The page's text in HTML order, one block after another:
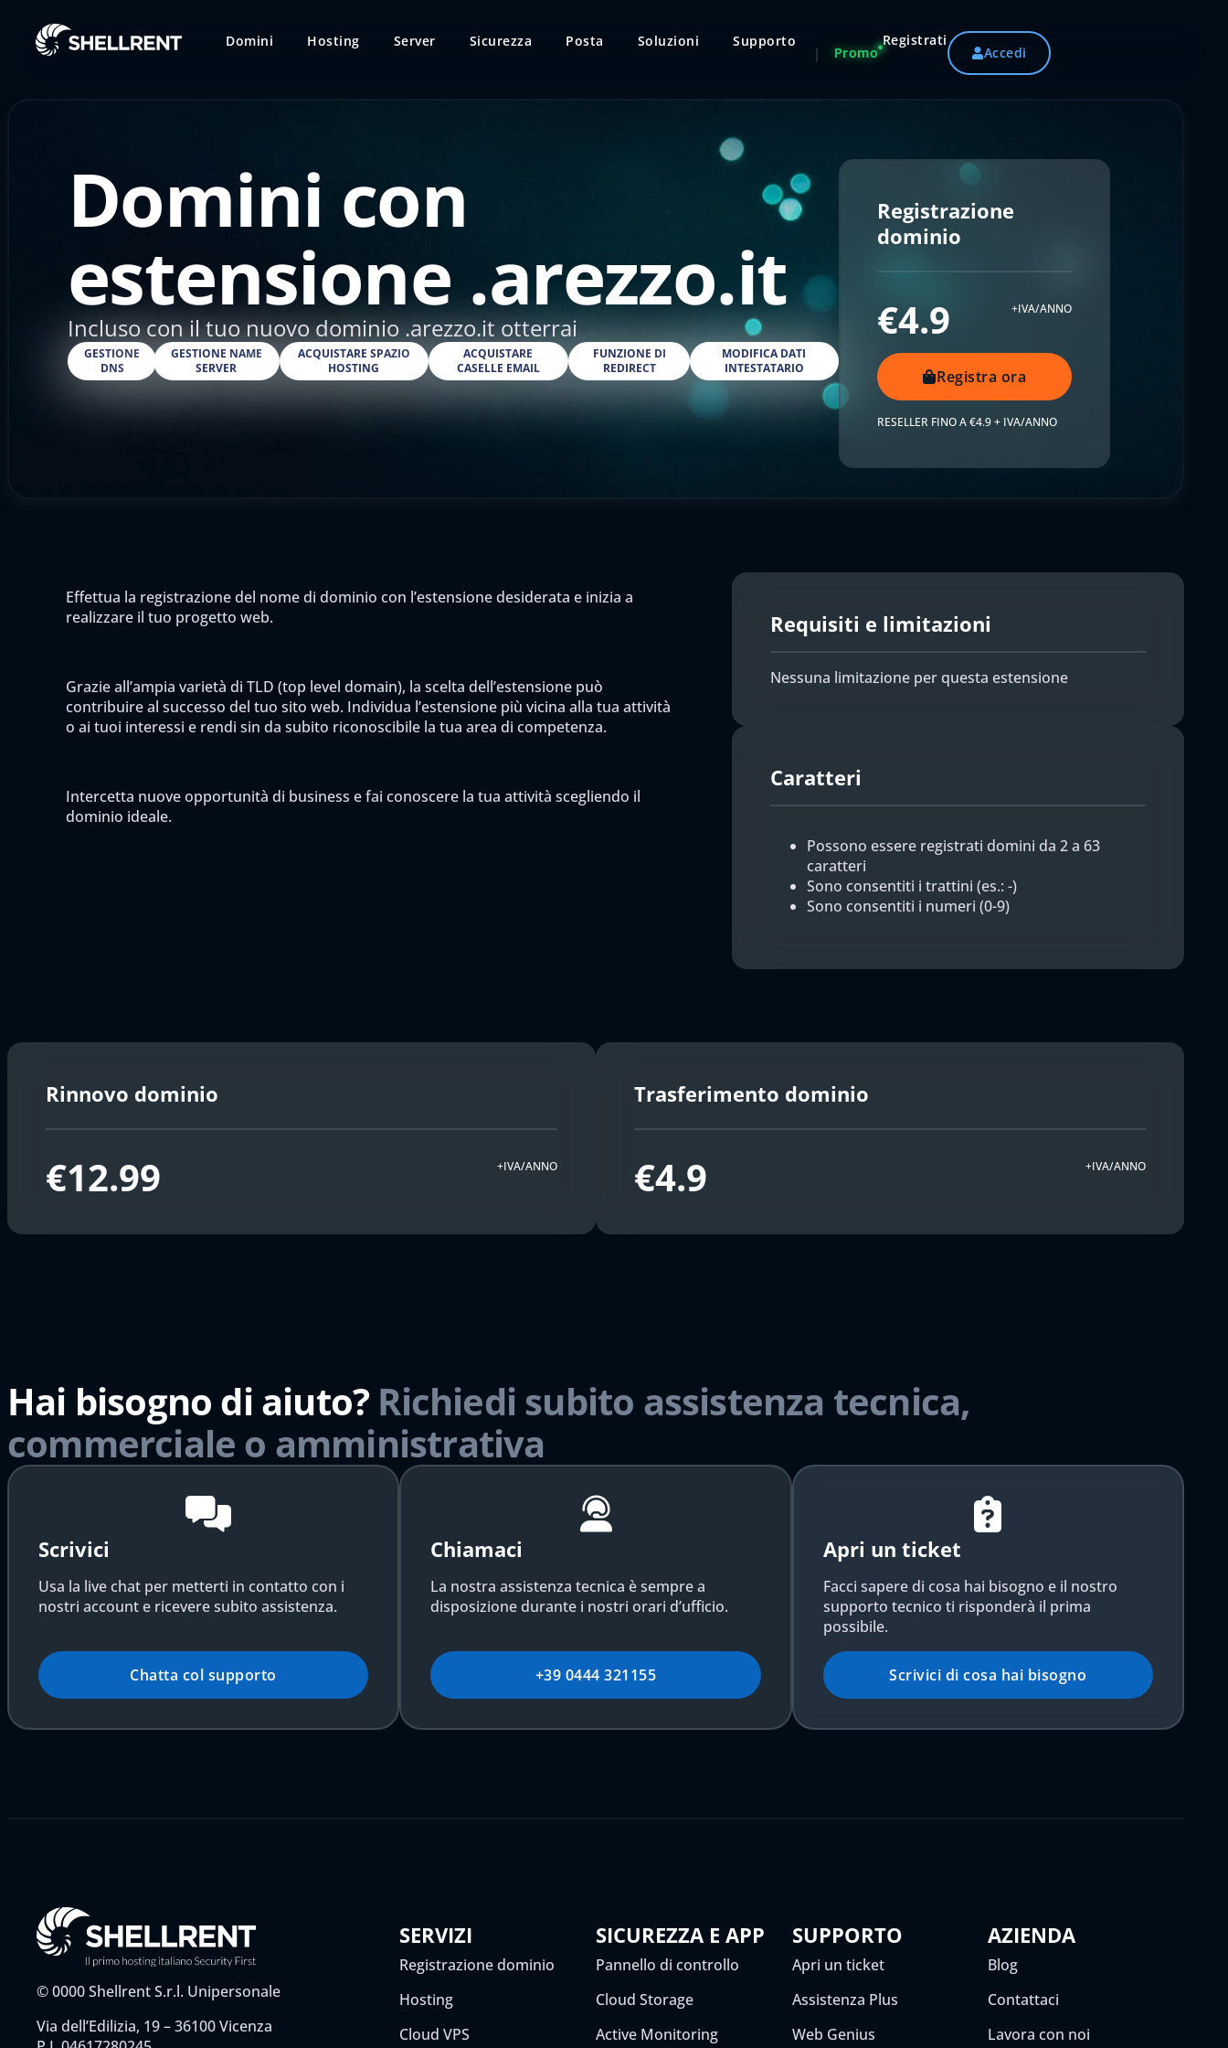
Domini Hosting Server Sicurezza Posta Soluzioni Supporto
Promo
Registrati
Accedi
Domini con
estensione .arezzo.it
Incluso con il tuo nuovo dominio .arezzo.it otterrai
GESTIONE
DNS
GESTIONE NAME
SERVER
ACQUISTARE SPAZIO
HOSTING
ACQUISTARE
CASELLE EMAIL
FUNZIONE DI
REDIRECT
MODIFICA DATI
INTESTATARIO
Registrazione
dominio
€4.9 +IVA/ANNO
Registra ora
RESELLER FINO A €4.9 + IVA/ANNO
Effettua la registrazione del nome di dominio con l’estensione desiderata e inizia a
realizzare il tuo progetto web.
Grazie all’ampia varietà di TLD (top level domain), la scelta dell’estensione può
contribuire al successo del tuo sito web. Individua l’estensione più vicina alla tua attività
o ai tuoi interessi e rendi sin da subito riconoscibile la tua area di competenza.
Intercetta nuove opportunità di business e fai conoscere la tua attività scegliendo il
dominio ideale.
Requisiti e limitazioni
Nessuna limitazione per questa estensione
Caratteri
Possono essere registrati domini da 2 a 63
caratteri
Sono consentiti i trattini (es.: -)
Sono consentiti i numeri (0-9)
Rinnovo dominio
€12.99 +IVA/ANNO
Trasferimento dominio
€4.9 +IVA/ANNO
Hai bisogno di aiuto? Richiedi subito assistenza tecnica,
commerciale o amministrativa
Scrivici
Usa la live chat per metterti in contatto con i
nostri account e ricevere subito assistenza.
Chatta col supporto
Chiamaci
La nostra assistenza tecnica è sempre a
disposizione durante i nostri orari d’ufficio.
+39 0444 321155
Apri un ticket
Facci sapere di cosa hai bisogno e il nostro
supporto tecnico ti risponderà il prima
possibile.
Scrivici di cosa hai bisogno
©0000Shellrent S.r.l. Unipersonale
Via dell’Edilizia, 19 – 36100 Vicenza
SERVIZI
Registrazione dominio
Hosting
Cloud VPS
SICUREZZA E APP
Pannello di controllo
Cloud Storage
Active Monitoring
SUPPORTO
Apri un ticket
Assistenza Plus
Web Genius
AZIENDA
Blog
Contattaci
Lavora con noi